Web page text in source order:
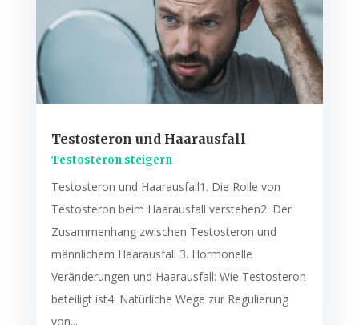
Testosteron und Haarausfall
Testosteron steigern
Testosteron und Haarausfall1. Die Rolle von
Testosteron beim Haarausfall verstehen2. Der
Zusammenhang zwischen Testosteron und
männlichem Haarausfall 3. Hormonelle
Veränderungen und Haarausfall: Wie Testosteron
beteiligt ist4. Natürliche Wege zur Regulierung
von...